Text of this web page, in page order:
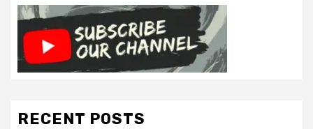
RECENT POSTS